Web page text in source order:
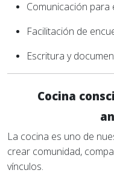
Comunicación para
Facilitación de
Escritura y
Cocina
La cocina es uno de
crear comunidad,
vínculos.